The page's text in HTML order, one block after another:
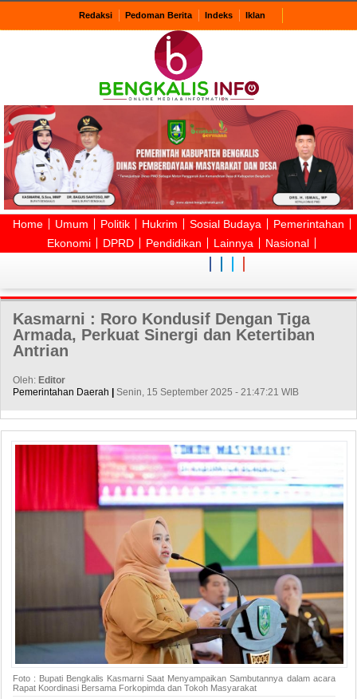
Redaksi Pedoman Berita Indeks Iklan
Home Umum Politik Hukrim Sosial Budaya
Pemerintahan
Ekonomi
DPRD Pendidikan Lainnya Nasional
Kasmarni : Roro Kondusif Dengan Tiga
Armada, Perkuat Sinergi dan Ketertiban
Antrian
Oleh: Editor
Pemerintahan Daerah
Senin, 15 September 2025 - 21:47:21 WIB
Foto : Bupati Bengkalis Kasmarni Saat Menyampaikan Sambutannya dalam acara
Rapat Koordinasi Bersama Forkopimda dan Tokoh Masyarakat